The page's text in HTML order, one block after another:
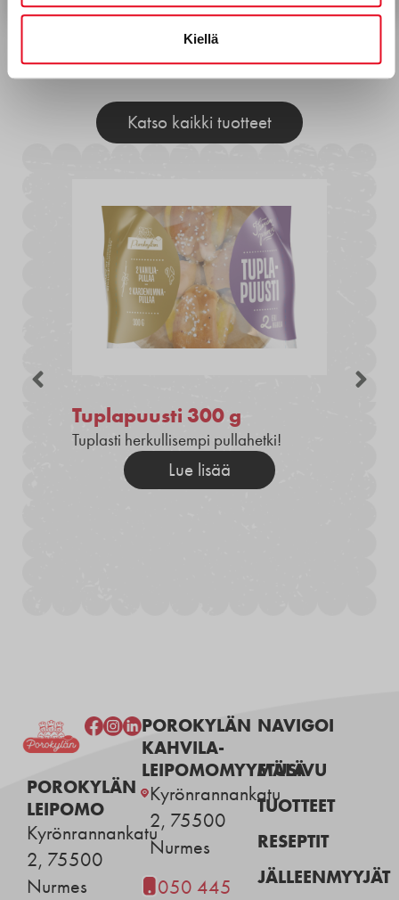
Kiellä
Muita tuotteita
Katso kaikki tuotteet
Tuplapuusti 300 g
Tuplasti herkullisempi pullahetki!
Lue lisää
POROKYLÄN
LEIPOMO
Kyrönrannankatu
2, 75500
Nurmes
POROKYLÄN
KAHVILA-
LEIPOMOMYYMÄLÄ
Kyrönrannankatu
2, 75500
Nurmes
050 445
NAVIGOI
ETUSIVU
TUOTTEET
RESEPTIT
JÄLLEENMYYJÄT